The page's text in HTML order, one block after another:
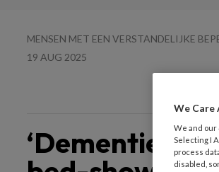
MENSEN MET EEN VERSTANDELIJKE
19 AUG 2025
‘Dementie is
We Care
We and our
Selecting I
process
disabled,